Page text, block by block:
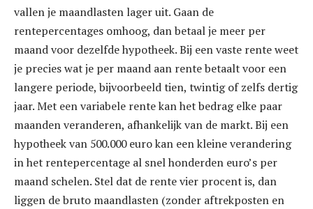
vallen je maandlasten lager uit. Gaan de
rentepercentages omhoog, dan betaal je meer per
maand voor dezelfde hypotheek. Bij een vaste rente weet
je precies wat je per maand aan rente betaalt voor een
langere periode, bijvoorbeeld tien, twintig of zelfs dertig
jaar. Met een variabele rente kan het bedrag elke paar
maanden veranderen, afhankelijk van de markt. Bij een
hypotheek van 500.000 euro kan een kleine verandering
in het rentepercentage al snel honderden euro’s per
maand schelen. Stel dat de rente vier procent is, dan
liggen de bruto maandlasten (zonder aftrekposten en